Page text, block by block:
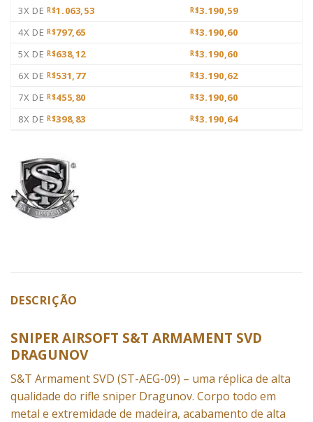
3X DE R$1.063,53 R$3.190,59
4X DE R$797,65 R$3.190,60
5X DE R$638,12 R$3.190,60
6X DE R$531,77 R$3.190,62
7X DE R$455,80 R$3.190,60
8X DE R$398,83 R$3.190,64
DESCRIÇÃO
SNIPER AIRSOFT S&T ARMAMENT SVD
DRAGUNOV
S&T Armament SVD (ST-AEG-09) – uma réplica de alta
qualidade do rifle sniper Dragunov. Corpo todo em
metal e extremidade de madeira, acabamento de alta